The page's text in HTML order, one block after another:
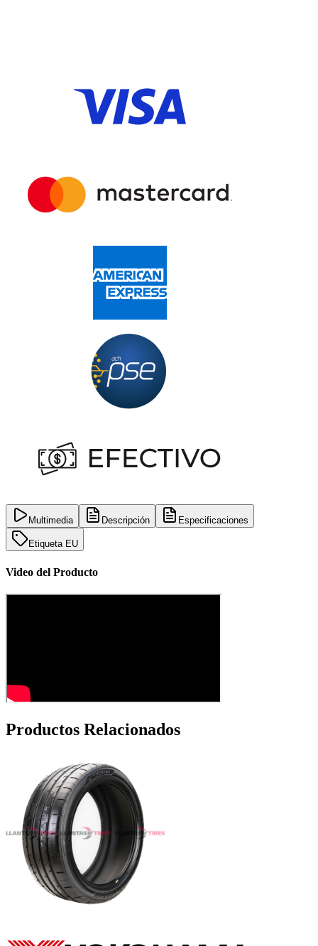
Multimedia Descripción Especificaciones
Etiqueta EU
Video del Producto
Productos Relacionados